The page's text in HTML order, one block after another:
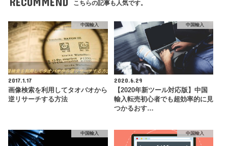
こちらの記事も人気です。
中国輸入
2017.1.17
画像検索を利用してタオバオから
逆リサーチする方法
中国輸入
2020.6.29
【2020年新ツール対応版】中国
輸入転売初心者でも超効率的に見
つかるおす…
中国輸入 中国輸入